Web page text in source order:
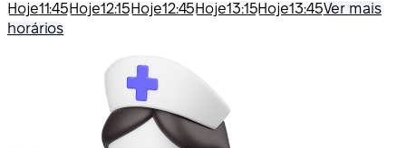
Hoje11:45Hoje12:15Hoje12:45Hoje13:15Hoje13:45Ver mais
horários